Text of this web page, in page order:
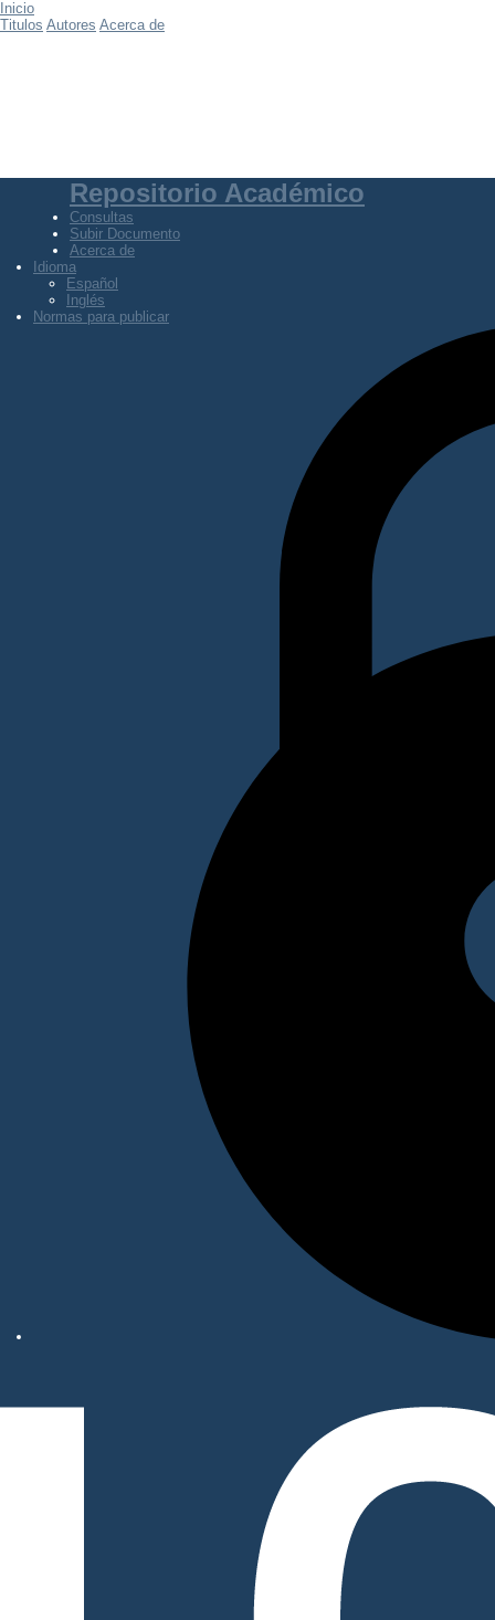
Inicio
Titulos Autores Acerca de
Repositorio Académico
Consultas
Subir Documento
Acerca de
Idioma
Español
Inglés
Normas para publicar